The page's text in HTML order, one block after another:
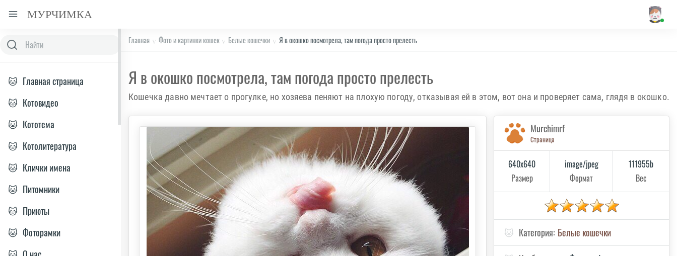
МУРЧИМКА
🐱 Главная страница
🐱 Котовидео
🐱 Кототема
🐱 Котолитература
🐱 Клички имена
🐱 Питомники
🐱 Приюты
🐱 Фоторамки
Главная Фото и картинки кошек Белые кошечки Я в окошко посмотрела, там погода просто прелесть
Я в окошко посмотрела, там погода просто прелесть
Кошечка давно мечтает о прогулке, но хозяева пеняют на плохую погоду, отказывая ей в этом, вот она и проверяет сама, глядя в окошко.
Murchimrf
Страница
640x640
Размер
image/jpeg
Формат
111955b
Вес
🐱 Категория: Белые кошечки